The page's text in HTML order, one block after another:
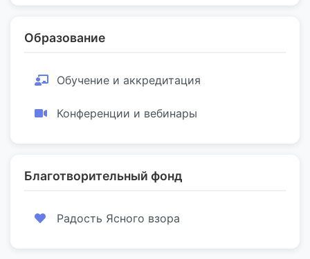
Образование
Обучение и аккредитация
Конференции и вебинары
Благотворительный фонд
Радость Ясного взора